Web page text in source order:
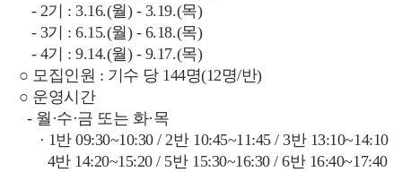
- 2기 : 3.16.(월) - 3.19.(목)
- 3기 : 6.15.(월) - 6.18.(목)
- 4기 : 9.14.(월) - 9.17.(목)
○ 모집인원 : 기수 당 144명(12명/반)
○ 운영시간
- 월·수·금 또는 화·목
· 1반 09:30~10:30 / 2반 10:45~11:45 / 3반 13:10~14:10
4반 14:20~15:20 / 5반 15:30~16:30 / 6반 16:40~17:40